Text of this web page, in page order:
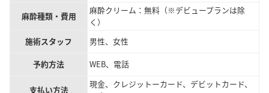
麻酔種類・費用
麻酔クリーム：無料（※デビュープランは除
く）
施術スタッフ
男性、女性
予約方法
WEB、電話
支払い方法
現金、クレジットーカード、デビットカード、